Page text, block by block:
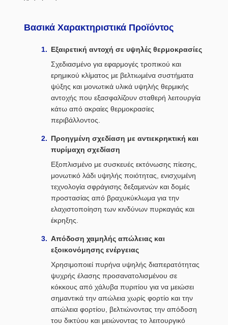
Βασικά Χαρακτηριστικά Προϊόντος
Εξαιρετική αντοχή σε υψηλές θερμοκρασίες
Σχεδιασμένο για εφαρμογές τροπικού και
ερημικού κλίματος με βελτιωμένα συστήματα
ψύξης και μονωτικά υλικά υψηλής θερμικής
αντοχής που εξασφαλίζουν σταθερή λειτουργία
κάτω από ακραίες θερμοκρασίες
περιβάλλοντος.
Προηγμένη σχεδίαση με αντιεκρηκτική και
πυρίμαχη σχεδίαση
Εξοπλισμένο με συσκευές εκτόνωσης πίεσης,
μονωτικό λάδι υψηλής ποιότητας, ενισχυμένη
τεχνολογία σφράγισης δεξαμενών και δομές
προστασίας από βραχυκύκλωμα για την
ελαχιστοποίηση των κινδύνων πυρκαγιάς και
έκρηξης.
Απόδοση χαμηλής απώλειας και
εξοικονόμησης ενέργειας
Χρησιμοποιεί πυρήνα υψηλής διαπερατότητας
ψυχρής έλασης προσανατολισμένου σε
κόκκους από χάλυβα πυριτίου για να μειώσει
σημαντικά την απώλεια χωρίς φορτίο και την
απώλεια φορτίου, βελτιώνοντας την απόδοση
του δικτύου και μειώνοντας το λειτουργικό